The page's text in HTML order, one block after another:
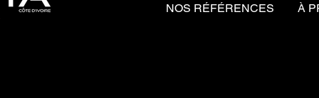
NOS RÉFÉRENCES À